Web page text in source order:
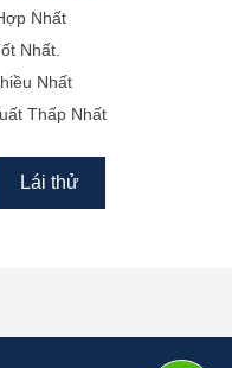
Nhất
Nhất.
Nhất
Thấp Nhất
Lái thử